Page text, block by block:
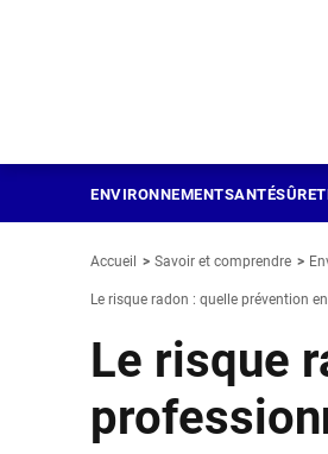
ENVIRONNEMENTSANTÉ
Accueil Savoir et comprendre
Le risque radon : quelle prévention
Le risque